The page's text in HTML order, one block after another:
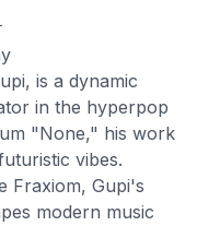
is a dynamic
in the hyperpop
"None," his work
vibes.
Fraxiom, Gupi's
modern music